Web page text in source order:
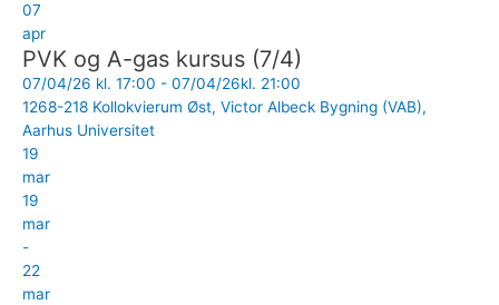
07
apr
PVK og A-gas kursus (7/4)
07/04/26 kl. 17:00 - 07/04/26kl. 21:00
1268-218 Kollokvierum Øst, Victor Albeck Bygning (VAB),
Aarhus Universitet
19
mar
19
mar
-
22
mar